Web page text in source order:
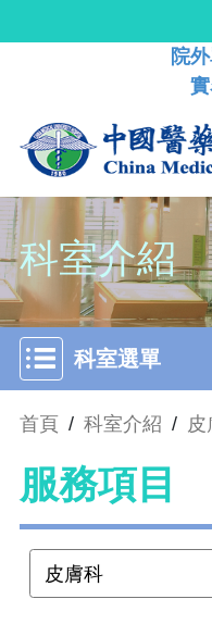
院
科室介紹
科室選單
首頁 / 科室介紹 / 皮
服務項目